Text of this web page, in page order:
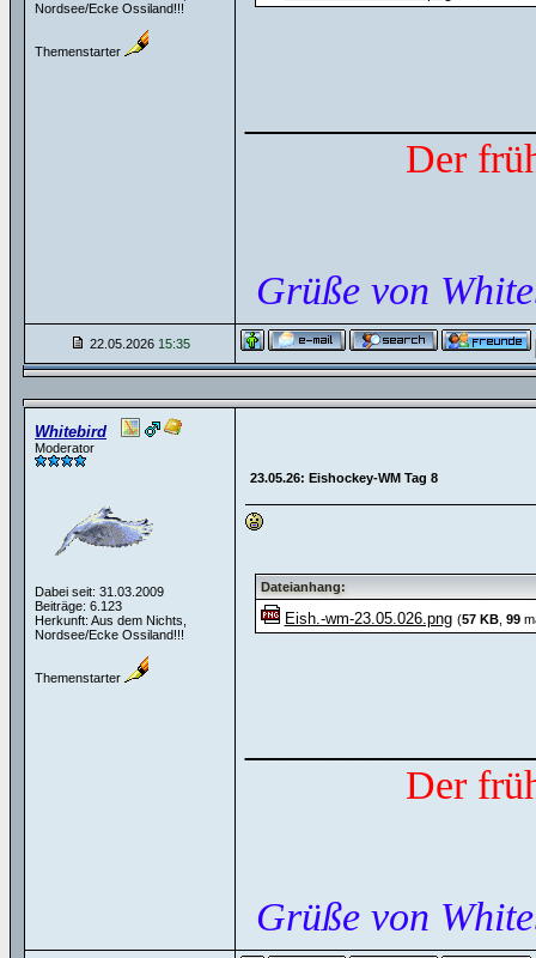
Nordsee/Ecke Ossiland!!!
Themenstarter
Der
Grüße von
22.05.2026 15:35
Whitebird
Moderator
Dabei seit: 31.03.2009
Beiträge: 6.123
Herkunft: Aus dem Nichts,
Nordsee/Ecke Ossiland!!!
Themenstarter
23.05.26: Eishockey-WM Tag 8
Dateianhang:
Eish.-wm-23.05.026.png (57 KB, 99
Der
Grüße von